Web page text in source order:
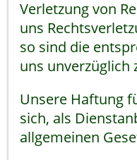
Verletzung von
uns
so sind die
uns unverzüglich
Unsere Haftung
sich, als
allgemeinen